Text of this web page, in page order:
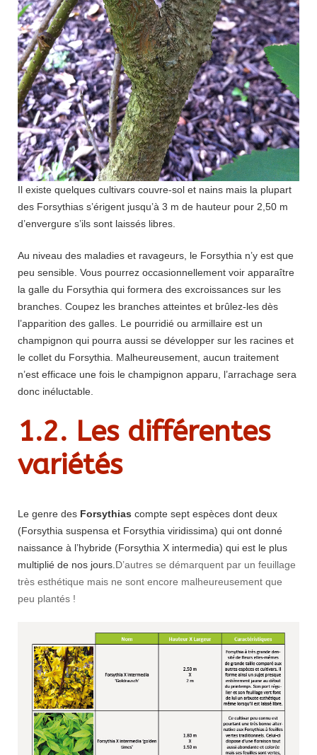
Il existe quelques cultivars couvre-sol et nains mais la plupart
des Forsythias s’érigent jusqu’à 3 m de hauteur pour 2,50 m
d’envergure s’ils sont laissés libres.
Au niveau des maladies et ravageurs, le Forsythia n’y est que
peu sensible. Vous pourrez occasionnellement voir apparaître
la galle du Forsythia qui formera des excroissances sur les
branches. Coupez les branches atteintes et brûlez-les dès
l’apparition des galles. Le pourridié ou armillaire est un
champignon qui pourra aussi se développer sur les racines et
le collet du Forsythia. Malheureusement, aucun traitement
n’est efficace une fois le champignon apparu, l’arrachage sera
donc inéluctable.
1.2. Les différentes
variétés
Le genre des Forsythias compte sept espèces dont deux
(Forsythia suspensa et Forsythia viridissima) qui ont donné
naissance à l’hybride (Forsythia X intermedia) qui est le plus
multiplié de nos jours. D’autres se démarquent par un feuillage
très esthétique mais ne sont encore malheureusement que
peu plantés !